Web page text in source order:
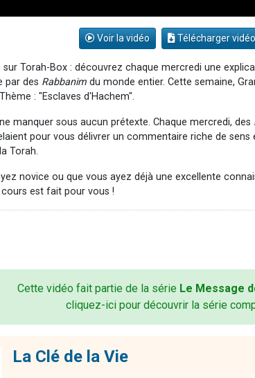
Voir la vidéo Télécharger vidéo
sur Torah-Box : découvrez chaque mercredi une
par des Rabbanim du monde entier. Cette semaine,
: "Esclaves d'Hachem".
manquer sous aucun prétexte. Chaque mercredi, des
pour vous délivrer un commentaire riche de sens
Torah.
novice ou que vous ayez déjà une excellente
est fait pour vous !
Cette vidéo fait partie de la série Le Message
cliquez-ici pour découvrir la série
La Clé de la Vie